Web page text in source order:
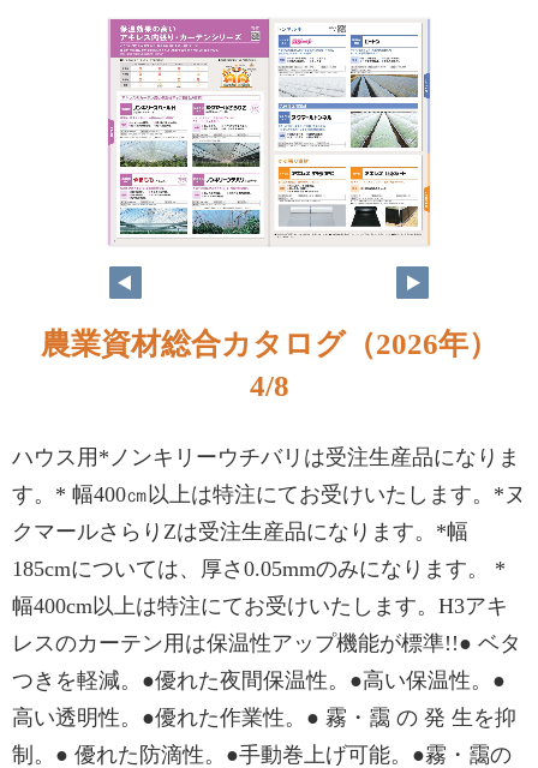
農業資材総合カタログ（2026年）
4/8
ハウス用*ノンキリーウチバリは受注生産品になりま
す。* 幅400㎝以上は特注にてお受けいたします。*ヌ
クマールさらりZは受注生産品になります。*幅
185cmについては、厚さ0.05mmのみになります。 *
幅400cm以上は特注にてお受けいたします。H3アキ
レスのカーテン用は保温性アップ機能が標準!!● ベタ
つきを軽減。●優れた夜間保温性。●高い保温性。●
高い透明性。●優れた作業性。● 霧・靄 の 発 生を抑
制。● 優れた防滴性。●手動巻上げ可能。●霧・靄の